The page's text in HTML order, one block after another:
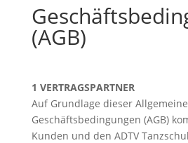
(AGB)
1 VERTRAGSPARTNER
Auf Grundlage dieser
Geschäftsbedingungen (AGB)
Kunden und den ADTV